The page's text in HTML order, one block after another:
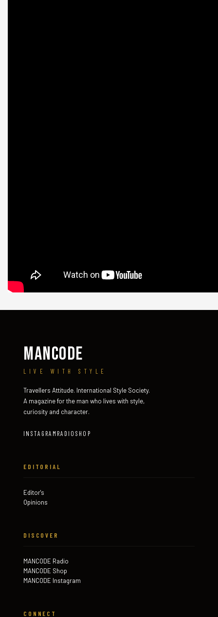
MANCODE
LIVE WITH STYLE
Travellers Attitude. International Style Society.
A magazine for the man who lives with style,
curiosity and character.
INSTAGRAM RADIO SHOP
EDITORIAL
Editor's
Opinions
DISCOVER
MANCODE Radio
MANCODE Shop
MANCODE Instagram
CONNECT